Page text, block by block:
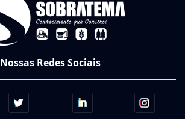
Nossas Redes Sociais